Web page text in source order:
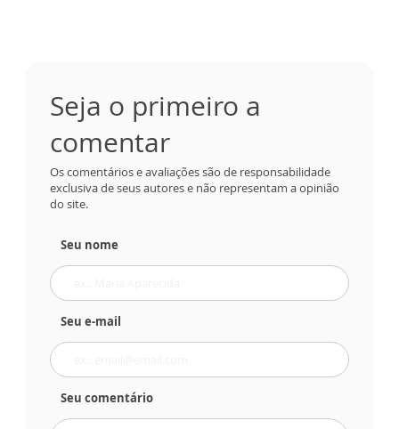
Seja o primeiro a
comentar
Os comentários e avaliações são de responsabilidade
exclusiva de seus autores e não representam a opinião
do site.
Seu nome
Seu e-mail
Seu comentário